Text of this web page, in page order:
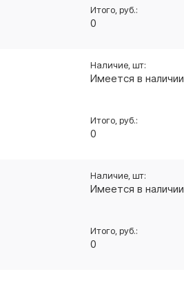
0
Имеется в наличии
0
Имеется в наличии
0